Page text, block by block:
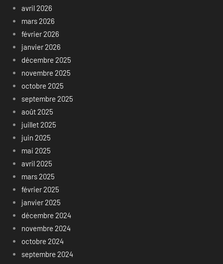
avril 2026
mars 2026
février 2026
janvier 2026
décembre 2025
novembre 2025
octobre 2025
septembre 2025
août 2025
juillet 2025
juin 2025
mai 2025
avril 2025
mars 2025
février 2025
janvier 2025
décembre 2024
novembre 2024
octobre 2024
septembre 2024